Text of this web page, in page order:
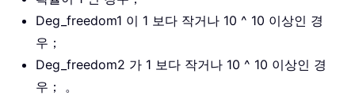
Deg_freedom1 이 1 보다 작거나 10 ^ 10 이상인 경
우；
Deg_freedom2 가 1 보다 작거나 10 ^ 10 이상인 경
우； 。